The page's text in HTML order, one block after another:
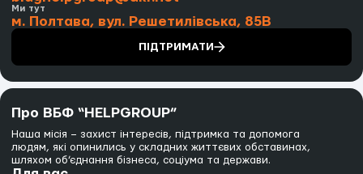
Ми тут
м. Полтава, вул. Решетилівська, 85В
ПІДТРИМАТИ
Про ВБФ “HELPGROUP”
Наша місія – захист інтересів, підтримка та допомога
людям, які опинились у складних життєвих обставинах,
шляхом об’єднання бізнеса, соціума та держави.